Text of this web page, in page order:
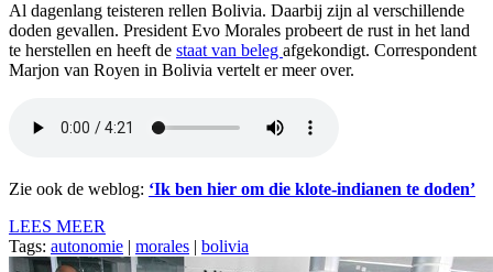
Al dagenlang teisteren rellen Bolivia. Daarbij zijn al verschillende
doden gevallen. President Evo Morales probeert de rust in het land
te herstellen en heeft de staat van beleg afgekondigt. Correspondent
Marjon van Royen in Bolivia vertelt er meer over.
Zie ook de weblog: ‘Ik ben hier om die klote-indianen te doden’
LEES MEER
Tags: autonomie | morales | bolivia